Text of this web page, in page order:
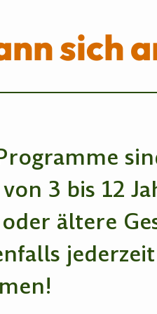
sich
3 bis 12
ältere